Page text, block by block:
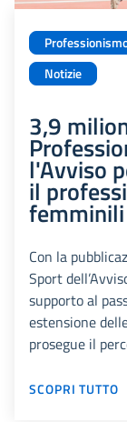
Notizie
3,9
l'Avviso
il
femminili
Con la
Sport
supporto al
estensione
prosegue il
SCOPRI TUTTO